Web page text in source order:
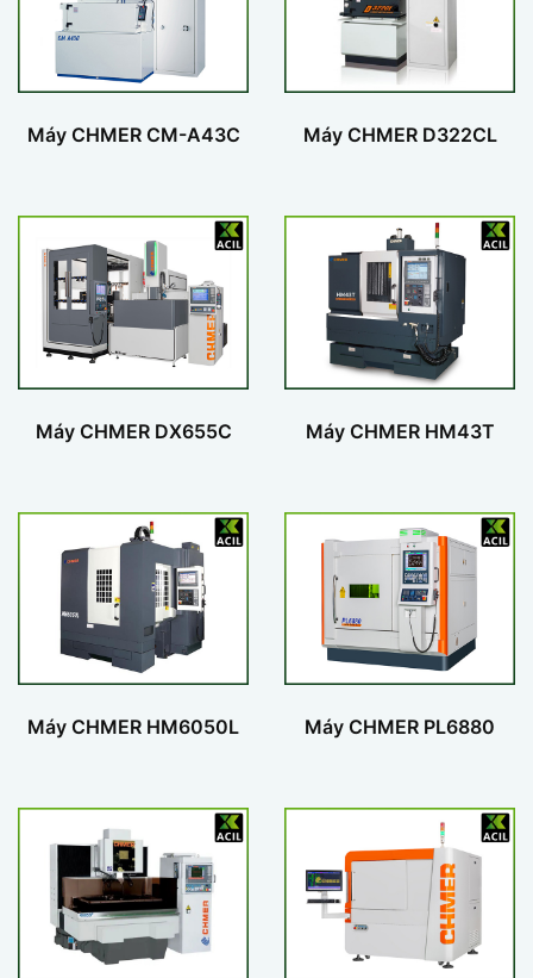
Máy CHMER CM-A43C Máy CHMER D322CL
Máy CHMER DX655C Máy CHMER HM43T
Máy CHMER HM6050L Máy CHMER PL6880